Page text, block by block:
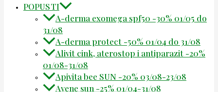
POPUSTI
A-derma exomega spf50 -30% 01/05 do
31/08
A-derma protect -50% 01/04 do 31/08
Alivit cink, aterostop i antiparazit -20%
01/08-31/08
Apivita bee SUN -20% 03/08-23/08
Avene sun -25% 01/04-31/08